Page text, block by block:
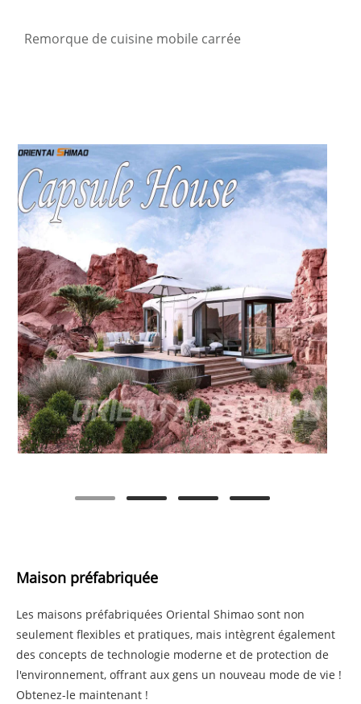
Remorque de cuisine mobile carrée
Maison préfabriquée
Les maisons préfabriquées Oriental Shimao sont non
seulement flexibles et pratiques, mais intègrent également
des concepts de technologie moderne et de protection de
l'environnement, offrant aux gens un nouveau mode de vie !
Obtenez-le maintenant !